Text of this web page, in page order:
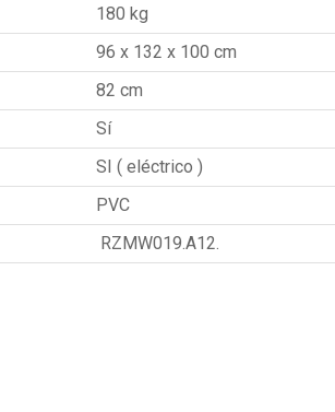
180 kg
96 x 132 x 100 cm
82 cm
Sí
SI ( eléctrico )
PVC
RZMW019.A12.